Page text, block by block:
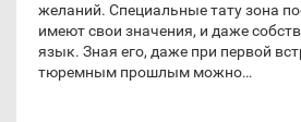
желаний. Специальные тату зона
имеют свои значения, и даже
язык. Зная его, даже при первой
тюремным прошлым можно…